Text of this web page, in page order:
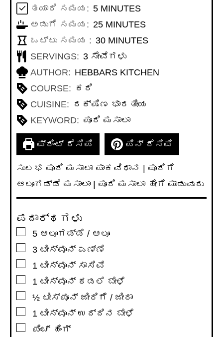
ತಯಾರಿ ಸಮಯ: 5MINUTES
MINUTES
ಅಡುಗೆ ಸಮಯ: 25MINUTES
MINUTES
ಒಟ್ಟು ಸಮಯ : 30MINUTES
MINUTES
SERVINGS: 3 ಸೇವೆಗಳು
AUTHOR: HEBBARS KITCHEN
COURSE: ಕರಿ
CUISINE: ದಕ್ಷಿಣ ಭಾರತೀಯ
KEYWORD: ಪೂರಿ ಮಸಾಲಾ
ಪ್ರಿಂಟ್ ರೆಸಿಪಿ ಪಿನ್ ರೆಸಿಪಿ
ಸುಲಭ ಪೂರಿ ಮಸಾಲಾ ಪಾಕವಿಧಾನ | ಪೂರಿಗೆ
ಆಲೂಗಡ್ಡೆ ಮಸಾಲಾ | ಪೂರಿ ಮಸಾಲಾ ಹೇಗೆ ಮಾಡುವುದು
ಪದಾರ್ಥಗಳು
▢5 ಆಲೂಗಡ್ಡೆ / ಆಲೂ
▢3 ಟೀಸ್ಪೂನ್ ಎಣ್ಣೆ
▢1 ಟೀಸ್ಪೂನ್ ಸಾಸಿವೆ
▢1 ಟೀಸ್ಪೂನ್ ಕಡಲೆ ಬೇಳೆ
▢½ ಟೀಸ್ಪೂನ್ ಜೀರಿಗೆ / ಜೀರಾ
▢1 ಟೀಸ್ಪೂನ್ ಉದ್ದಿನ ಬೇಳೆ
▢ಪಿಂಚ್ ಹಿಂಗ್